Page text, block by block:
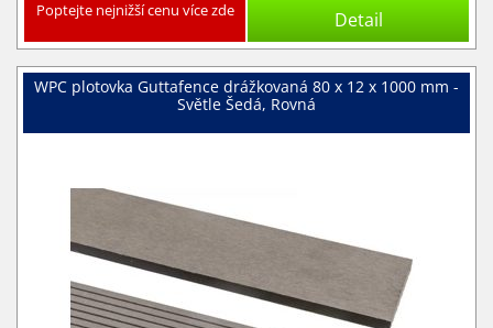
Poptejte nejnižší cenu více zde Detail
WPC plotovka Guttafence drážkovaná 80 x 12 x 1000 mm -
Světle Šedá, Rovná